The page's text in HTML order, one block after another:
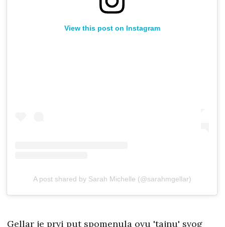
View this post on Instagram
A post shared by Sarah Michelle (@sarahmgellar)
Gellar je prvi put spomenula ovu 'tajnu' svog